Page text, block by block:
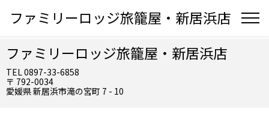
ファミリーロッジ旅籠屋・新居浜店
ファミリーロッジ旅籠屋・新居浜店
TEL 0897-33-6858
〒 792-0034
愛媛県 新居浜市滝の宮町 7 - 10